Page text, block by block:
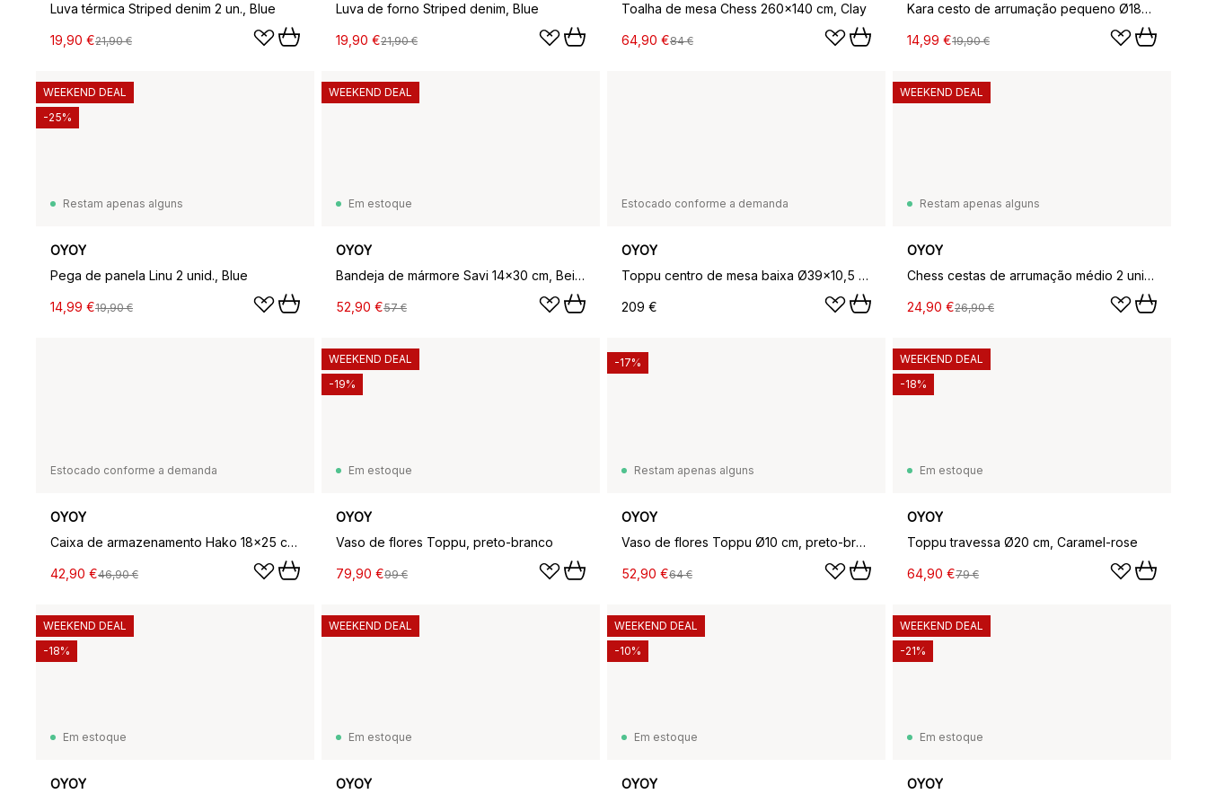
Luva térmica Striped denim 2 un., Blue
19,90 €21,90 €
Luva de forno Striped denim, Blue
19,90 €21,90 €
Toalha de mesa Chess 260x140 cm, Clay
64,90 €84 €
Kara cesto de arrumação pequeno Ø18x22 cm 2 unidades, Vermelho cereja
14,99 €19,90 €
Restam apenas alguns
OYOY
Pega de panela Linu 2 unid., Blue
14,99 €19,90 €
WEEKEND DEAL
-25%
Em estoque
OYOY
Bandeja de mármore Savi 14x30 cm, Beige
52,90 €57 €
WEEKEND DEAL
Estocado conforme a demanda
OYOY
Toppu centro de mesa baixa Ø39x10,5 cm, Baunilha-preto-branco
209 €
Restam apenas alguns
OYOY
Chess cestas de arrumação médio 2 unidades, Argila-branco sujo
24,90 €26,90 €
WEEKEND DEAL
Estocado conforme a demanda
OYOY
Caixa de armazenamento Hako 18x25 cm, Clay melange
42,90 €46,90 €
Em estoque
OYOY
Vaso de flores Toppu, preto-branco
79,90 €99 €
WEEKEND DEAL
-19%
Restam apenas alguns
OYOY
Vaso de flores Toppu Ø10 cm, preto-branco
52,90 €64 €
-17%
Em estoque
OYOY
Toppu travessa Ø20 cm, Caramel-rose
64,90 €79 €
WEEKEND DEAL
-18%
Em estoque
OYOY
WEEKEND DEAL
-18%
Em estoque
OYOY
WEEKEND DEAL
Em estoque
OYOY
WEEKEND DEAL
-10%
Em estoque
OYOY
WEEKEND DEAL
-21%